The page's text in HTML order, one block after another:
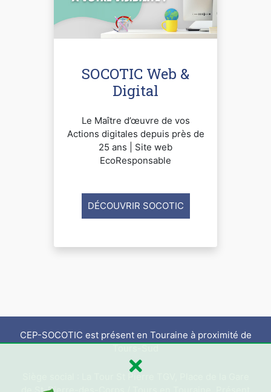
SOCOTIC Web &
Digital
Le Maître d’œuvre de vos
Actions digitales depuis près de
25 ans | Site web
EcoResponsable
DÉCOUVRIR SOCOTIC
CEP-SOCOTIC est présent en Touraine à proximité de